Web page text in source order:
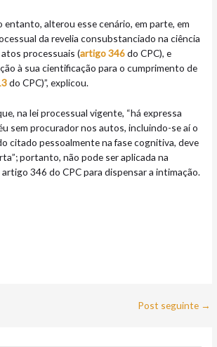
entanto, alterou esse cenário, em parte, em
da revelia consubstanciado na ciência
processuais (artigo 346do CPC), e
à sua cientificação para o cumprimento de
do CPC)”, explicou.
na lei processual vigente, “há expressa
sem procurador nos autos, incluindo-se aí o
citado pessoalmente na fase cognitiva, deve
portanto, não pode ser aplicada na
346 do CPC para dispensar a intimação.
Post seguinte →